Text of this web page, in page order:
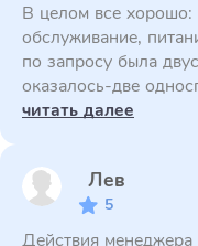
В целом все хорошо:
обслуживание,
по запросу была
оказалось-две
читать далее
Лев
5
Действия